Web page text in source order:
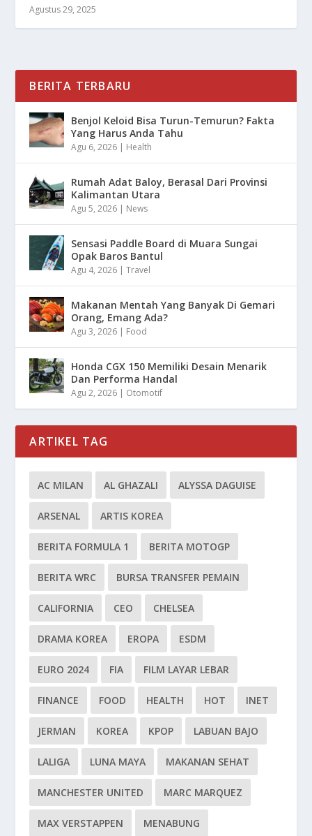
Agustus 29, 2025
BERITA TERBARU
Benjol Keloid Bisa Turun-Temurun? Fakta
Yang Harus Anda Tahu
Agu 6, 2026 | Health
Rumah Adat Baloy, Berasal Dari Provinsi
Kalimantan Utara
Agu 5, 2026 | News
Sensasi Paddle Board di Muara Sungai
Opak Baros Bantul
Agu 4, 2026 |Travel
Makanan Mentah Yang Banyak Di Gemari
Orang, Emang Ada?
Agu 3, 2026 | Food
Honda CGX 150 Memiliki Desain Menarik
Dan Performa Handal
Agu 2, 2026 | Otomotif
ARTIKEL TAG
AC MILAN AL GHAZALI ALYSSA DAGUISE
ARSENAL ARTIS KOREA
BERITA FORMULA 1 BERITA MOTOGP
BERITA WRC BURSA TRANSFER PEMAIN
CALIFORNIA CEO CHELSEA
DRAMA KOREA EROPA ESDM
EURO 2024 FIA FILM LAYAR LEBAR
FINANCE FOOD HEALTH HOT INET
JERMAN KOREA KPOP LABUAN BAJO
LALIGA LUNA MAYA MAKANAN SEHAT
MANCHESTER UNITED MARC MARQUEZ
MAX VERSTAPPEN MENABUNG